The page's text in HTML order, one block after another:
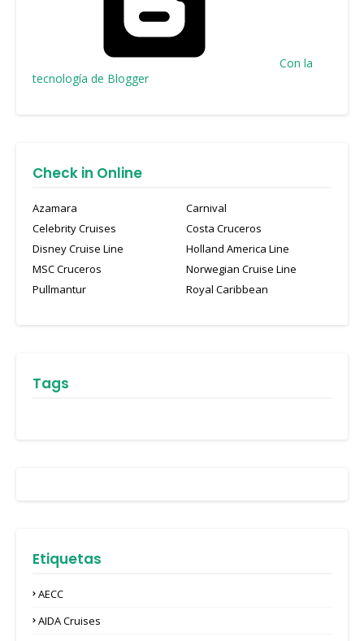
Con la
tecnología de Blogger
Check in Online
Azamara
Carnival
Celebrity Cruises
Costa Cruceros
Disney Cruise Line
Holland America Line
MSC Cruceros
Norwegian Cruise Line
Pullmantur
Royal Caribbean
Tags
Etiquetas
AECC
AIDA Cruises